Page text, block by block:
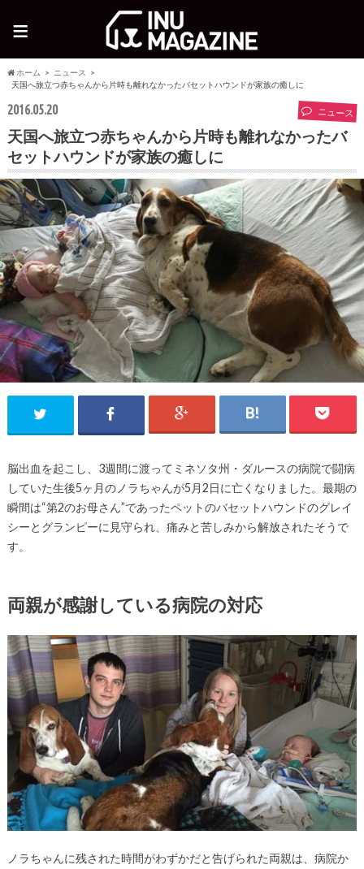
≡
ホーム
ニュース
天国へ旅立つ赤ちゃんから片時も離れなかったバセットハウンドが家族の癒しに
2016.05.20 ニュース
天国へ旅立つ赤ちゃんから片時も離れなかったバ
セットハウンドが家族の癒しに
脳出血を起こし、3週間に渡ってミネソタ州・ダルースの病院で闘病
していた生後5ヶ月のノラちゃんが5月2日に亡くなりました。最期の
瞬間は“第2のお母さん”であったペットのバセットハウンドのグレイ
シーとグランピーに見守られ、痛みと苦しみから解放されたそうで
す。
両親が感謝している病院の対応
ノラちゃんに残された時間がわずかだと告げられた両親は、病院か